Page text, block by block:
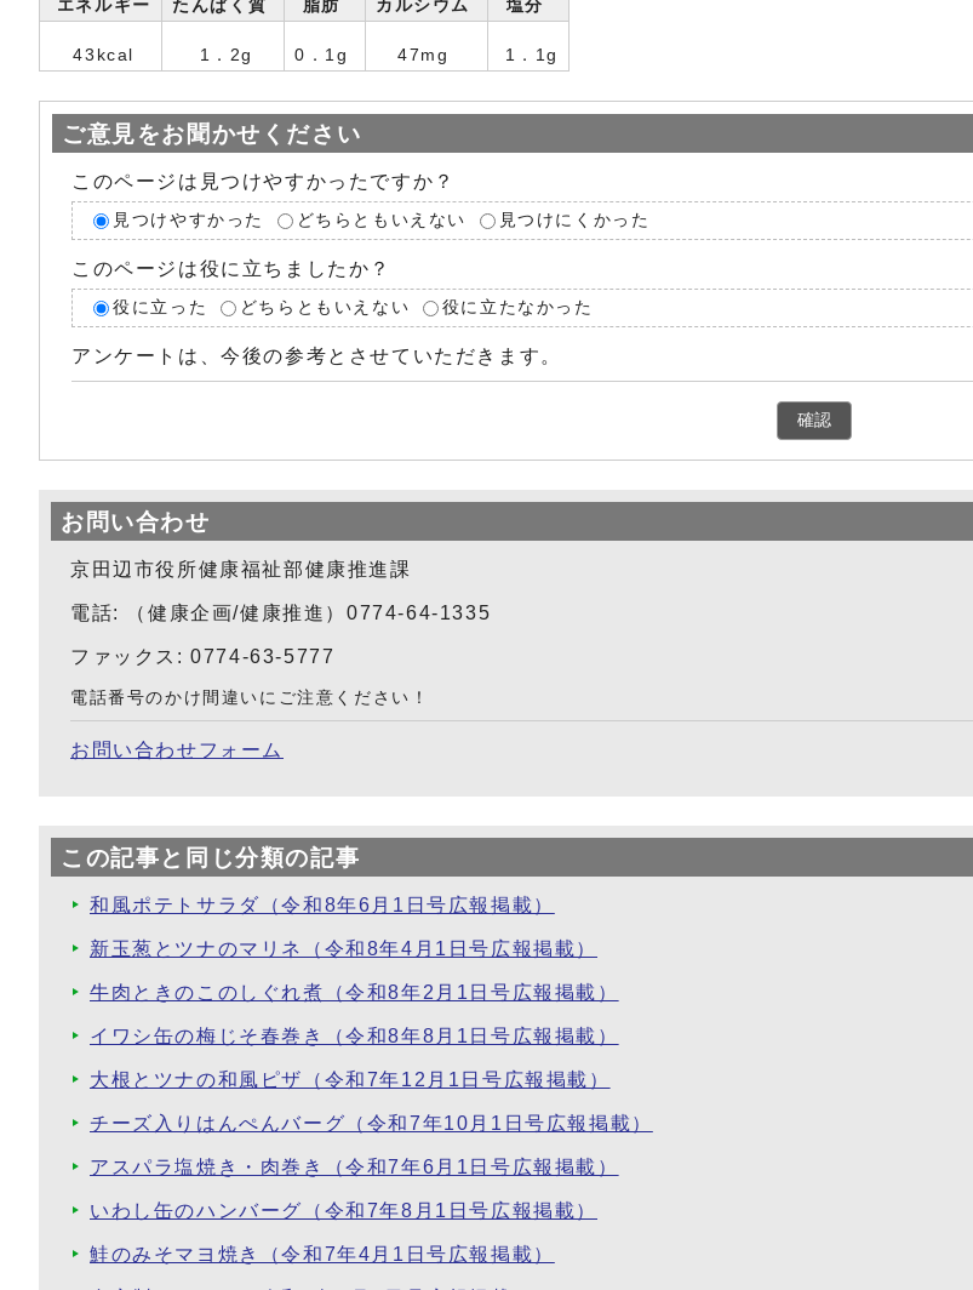
エネルギー たんぱく質 脂肪 カルシウム 塩分
43kcal 1．2g 0．1g 47mg 1．1g
ご意見をお聞かせください
このページは見つけやすかったですか？
見つけやすかった どちらともいえない 見つけにくかった
このページは役に立ちましたか？
役に立った どちらともいえない 役に立たなかった
アンケートは、今後の参考とさせていただきます。
確認
お問い合わせ
京田辺市役所健康福祉部健康推進課
電話: （健康企画/健康推進）0774-64-1335
ファックス: 0774-63-5777
電話番号のかけ間違いにご注意ください！
お問い合わせフォーム
この記事と同じ分類の記事
和風ポテトサラダ（令和8年6月1日号広報掲載）
新玉葱とツナのマリネ（令和8年4月1日号広報掲載）
牛肉ときのこのしぐれ煮（令和8年2月1日号広報掲載）
イワシ缶の梅じそ春巻き（令和8年8月1日号広報掲載）
大根とツナの和風ピザ（令和7年12月1日号広報掲載）
チーズ入りはんぺんバーグ（令和7年10月1日号広報掲載）
アスパラ塩焼き・肉巻き（令和7年6月1日号広報掲載）
いわし缶のハンバーグ（令和7年8月1日号広報掲載）
鮭のみそマヨ焼き（令和7年4月1日号広報掲載）